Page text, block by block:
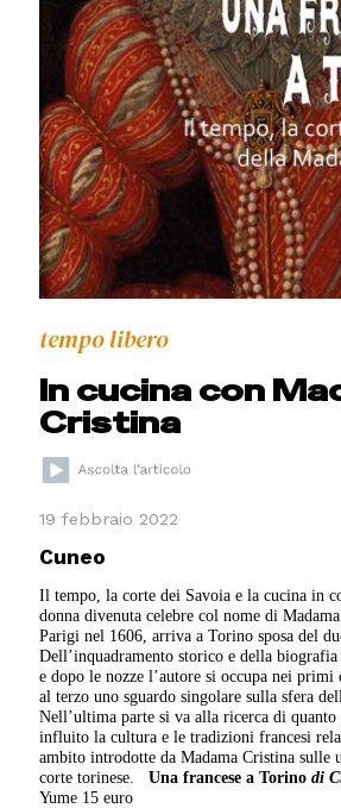
tempo libero
In cucina con
Cristina
19 febbraio 2022
Cuneo
Il tempo, la corte dei Savoia e la cucina in
donna divenuta celebre col nome di
Parigi nel 1606, arriva a Torino sposa del
Dell’inquadramento storico e della biografia
e dopo le nozze l’autore si occupa nei
al terzo uno sguardo singolare sulla sfera
Nell’ultima parte si va alla ricerca di quanto
influito la cultura e le tradizioni francesi
ambito introdotte da Madama Cristina sulle
corte torinese.Una francese a Torinodi
Yume 15 euro